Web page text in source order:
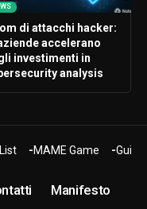
di attacchi hacker:
accelerano
investimenti in
analysis
MAME Game Guide
Manifesto